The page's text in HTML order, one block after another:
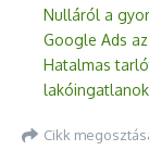
Nulláról a
Google Ads
Hatalmas
Cikk